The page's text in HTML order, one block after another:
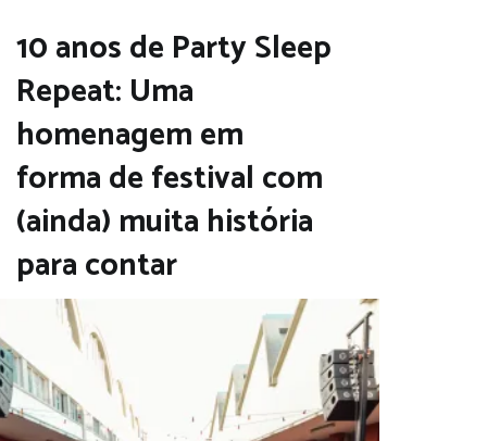
10 anos de Party Sleep
Repeat: Uma
homenagem em
forma de festival com
(ainda) muita história
para contar